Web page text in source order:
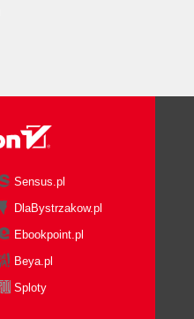
Sensus.pl
DlaBystrzakow.pl
Ebookpoint.pl
Beya.pl
Sploty